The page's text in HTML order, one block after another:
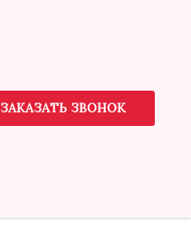
ЗАКАЗАТЬ ЗВОНОК